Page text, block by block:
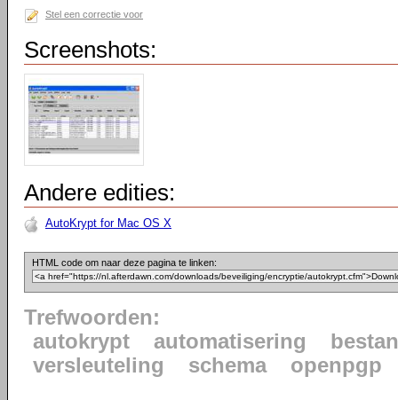
Stel een correctie voor
Screenshots:
Andere edities:
AutoKrypt for Mac OS X
HTML code om naar deze pagina te linken:
Trefwoorden:
autokrypt
automatisering
versleuteling
schema openpgp